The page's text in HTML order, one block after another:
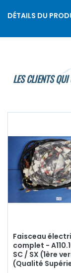
DÉTAILS DU
LES CLIENTS
Faisceau
complet -
SC / SX (1ère
(Qualité